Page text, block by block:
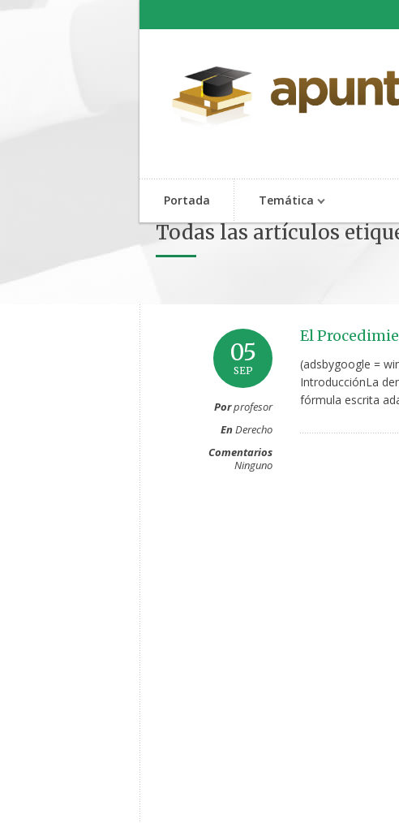
Portada Temática
Todas las artículos
05
SEP
Porprofesor
EnDerecho
Comentarios
Ninguno
El
(adsbygoogle =
IntroducciónLa
fórmula escrita